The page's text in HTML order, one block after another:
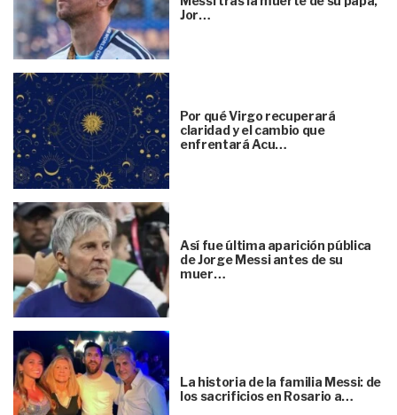
Jor…
Por qué Virgo recuperará
claridad y el cambio que
enfrentará Acu…
Así fue última aparición pública
de Jorge Messi antes de su
muer…
La historia de la familia Messi: de
los sacrificios en Rosario a…